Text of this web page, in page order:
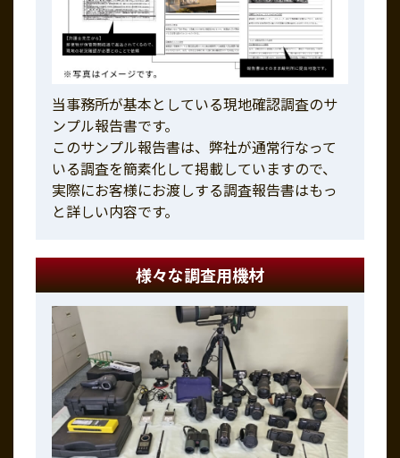
当事務所が基本としている現地確認調査のサ
ンプル報告書です。
このサンプル報告書は、弊社が通常行なって
いる調査を簡素化して掲載していますので、
実際にお客様にお渡しする調査報告書はもっ
と詳しい内容です。
様々な調査用機材